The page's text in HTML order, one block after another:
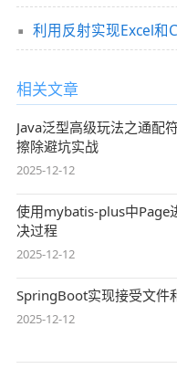
利用反射实现Excel和
相关文章
Java泛型高级玩法之通配
擦除避坑实战
2025-12-12
使用mybatis-plus中Page
决过程
2025-12-12
SpringBoot实现接受文件
2025-12-12